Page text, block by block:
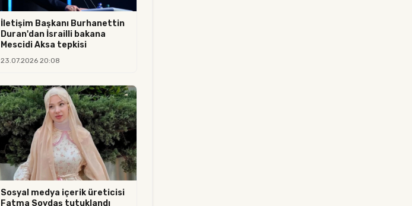
İletişim Başkanı Burhanettin
Duran'dan İsrailli bakana
Mescidi Aksa tepkisi
23.07.2026 20:08
Sosyal medya içerik üreticisi
Fatma Soydaş tutuklandı